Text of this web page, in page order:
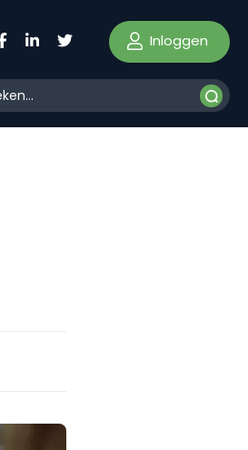
Inloggen